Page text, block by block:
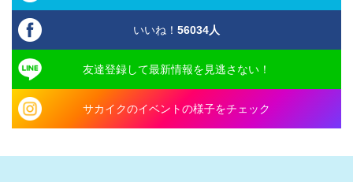
いいね！ 56034人
友達登録して最新情報を見逃さない！
サカイクのイベントの様子をチェック